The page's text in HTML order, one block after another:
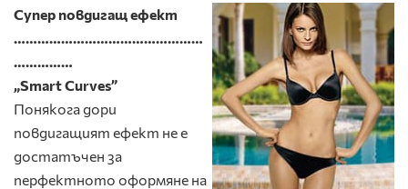
Супер повдигащ ефект
…………………………………………
……………
„Smart Curves”
Понякога дори
повдигащият ефект не е
достатъчен за
перфектното оформяне на